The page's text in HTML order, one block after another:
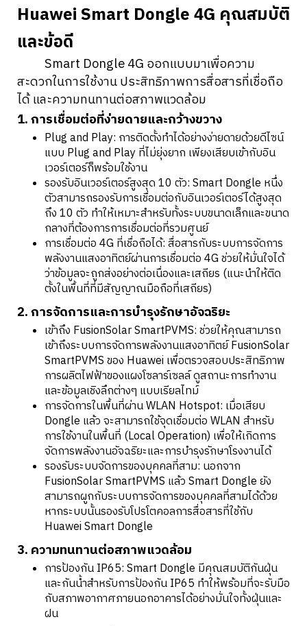
Huawei Smart Dongle 4G คุณสมบัติ
และข้อดี
Smart Dongle 4G ออกแบบมาเพื่อความ
สะดวกในการใช้งาน ประสิทธิภาพการสื่อสารที่เชื่อถือ
ได้ และความทนทานต่อสภาพแวดล้อม
1. การเชื่อมต่อที่ง่ายดายและกว้างขวาง
Plug and Play: การติดตั้งทำได้อย่างง่ายดายด้วยดีไซน์
แบบ Plug and Play ที่ไม่ยุ่งยาก เพียงเสียบเข้ากับอิน
เวอร์เตอร์ก็พร้อมใช้งาน
รองรับอินเวอร์เตอร์สูงสุด 10 ตัว: Smart Dongle หนึ่ง
ตัวสามารถรองรับการเชื่อมต่อกับอินเวอร์เตอร์ได้สูงสุด
ถึง 10 ตัว ทำให้เหมาะสำหรับทั้งระบบขนาดเล็กและขนาด
กลางที่ต้องการการเชื่อมต่อที่รวมศูนย์
การเชื่อมต่อ 4G ที่เชื่อถือได้: สื่อสารกับระบบการจัดการ
พลังงานแสงอาทิตย์ผ่านการเชื่อมต่อ 4G ช่วยให้มั่นใจได้
ว่าข้อมูลจะถูกส่งอย่างต่อเนื่องและเสถียร (แนะนำให้ติด
ตั้งในพื้นที่ที่มีสัญญาณมือถือที่เสถียร)
2. การจัดการและการบำรุงรักษาอัจฉริยะ
เข้าถึง FusionSolar SmartPVMS: ช่วยให้คุณสามารถ
เข้าถึงระบบการจัดการพลังงานแสงอาทิตย์ FusionSolar
SmartPVMS ของ Huawei เพื่อตรวจสอบประสิทธิภาพ
การผลิตไฟฟ้าของแผงโซลาร์เซลล์ ดูสถานะการทำงาน
และข้อมูลเชิงลึกต่างๆ แบบเรียลไทม์
การจัดการในพื้นที่ผ่าน WLAN Hotspot: เมื่อเสียบ
Dongle แล้ว จะสามารถใช้จุดเชื่อมต่อ WLAN สำหรับ
การใช้งานในพื้นที่ (Local Operation) เพื่อให้เกิดการ
จัดการพลังงานอัจฉริยะและการบำรุงรักษาโรงงานได้
รองรับระบบจัดการของบุคคลที่สาม: นอกจาก
FusionSolar SmartPVMS แล้ว Smart Dongle ยัง
สามารถผูกกับระบบการจัดการของบุคคลที่สามได้ด้วย
หากระบบนั้นรองรับโปรโตคอลการสื่อสารที่ใช้กับ
Huawei Smart Dongle
3. ความทนทานต่อสภาพแวดล้อม
การป้องกัน IP65: Smart Dongle มีคุณสมบัติกันฝุ่น
และกันน้ำสำหรับการป้องกัน IP65 ทำให้พร้อมที่จะรับมือ
กับสภาพอากาศภายนอกอาคารได้อย่างมั่นใจทั้งฝุ่นและ
ฝน